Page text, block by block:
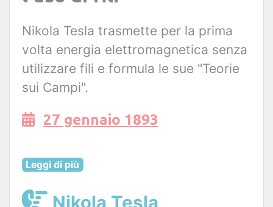
Nikola Tesla trasmette per la prima
volta energia elettromagnetica senza
utilizzare fili e formula le sue "Teorie
sui Campi".
27 gennaio 1893
Leggi di più
Nikola Tesla